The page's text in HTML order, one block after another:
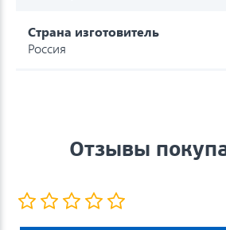
Страна изготовитель
Россия
Отзывы